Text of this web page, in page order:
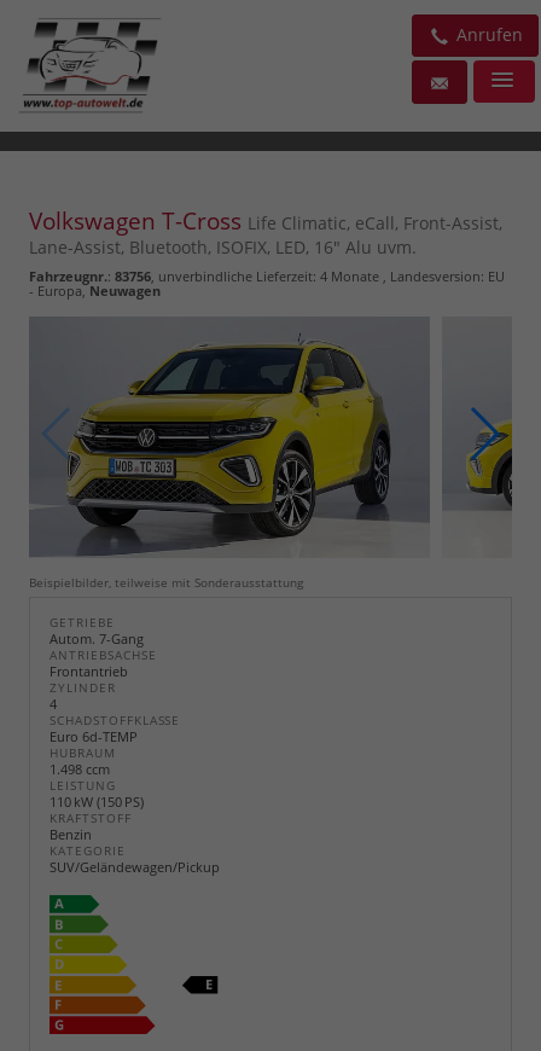
Anrufen
Volkswagen T-Cross Life Climatic, eCall, Front-Assist,
Lane-Assist, Bluetooth, ISOFIX, LED, 16" Alu uvm.
Fahrzeugnr.: 83756 , unverbindliche Lieferzeit: 4 Monate , Landesversion: EU
- Europa,Neuwagen
Beispielbilder, teilweise mit Sonderausstattung
GETRIEBE
Autom. 7-Gang
ANTRIEBSACHSE
Frontantrieb
ZYLINDER
4
SCHADSTOFFKLASSE
Euro 6d-TEMP
HUBRAUM
1.498 ccm
LEISTUNG
110 kW (150 PS)
KRAFTSTOFF
Benzin
KATEGORIE
SUV/Geländewagen/Pickup